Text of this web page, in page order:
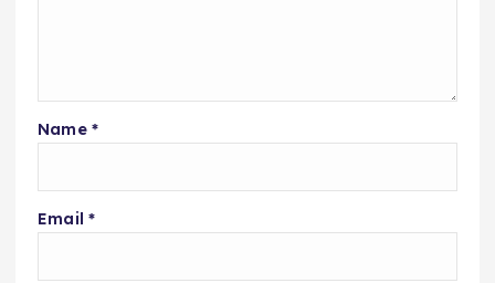
Name *
Email *